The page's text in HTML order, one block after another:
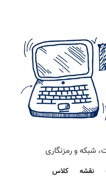
شبکه و رمزنگاری
نقشه کلاس